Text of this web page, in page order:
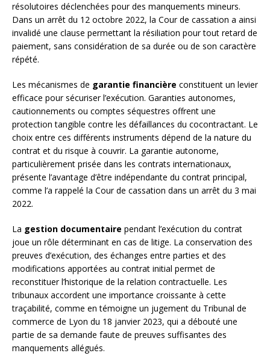
résolutoires déclenchées pour des manquements mineurs.
Dans un arrêt du 12 octobre 2022, la Cour de cassation a ainsi
invalidé une clause permettant la résiliation pour tout retard de
paiement, sans considération de sa durée ou de son caractère
répété.
Les mécanismes de garantie financière constituent un levier
efficace pour sécuriser l’exécution. Garanties autonomes,
cautionnements ou comptes séquestres offrent une
protection tangible contre les défaillances du cocontractant. Le
choix entre ces différents instruments dépend de la nature du
contrat et du risque à couvrir. La garantie autonome,
particulièrement prisée dans les contrats internationaux,
présente l’avantage d’être indépendante du contrat principal,
comme l’a rappelé la Cour de cassation dans un arrêt du 3 mai
2022.
La gestion documentaire pendant l’exécution du contrat
joue un rôle déterminant en cas de litige. La conservation des
preuves d’exécution, des échanges entre parties et des
modifications apportées au contrat initial permet de
reconstituer l’historique de la relation contractuelle. Les
tribunaux accordent une importance croissante à cette
traçabilité, comme en témoigne un jugement du Tribunal de
commerce de Lyon du 18 janvier 2023, qui a débouté une
partie de sa demande faute de preuves suffisantes des
manquements allégués.